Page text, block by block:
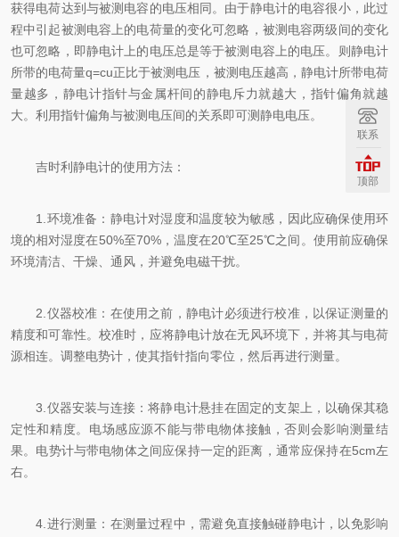
获得电荷达到与被测电容的电压相同。由于静电计的电容很小，此过
程中引起被测电容上的电荷量的变化可忽略，被测电容两级间的变化
也可忽略，即静电计上的电压总是等于被测电容上的电压。则静电计
所带的电荷量q=cu正比于被测电压，被测电压越高，静电计所带电荷
量越多，静电计指针与金属杆间的静电斥力就越大，指针偏角就越
大。利用指针偏角与被测电压间的关系即可测静电电压。
吉时利静电计的使用方法：
1.环境准备：静电计对湿度和温度较为敏感，因此应确保使用环
境的相对湿度在50%至70%，温度在20℃至25℃之间。使用前应确保
环境清洁、干燥、通风，并避免电磁干扰。
2.仪器校准：在使用之前，静电计必须进行校准，以保证测量的
精度和可靠性。校准时，应将静电计放在无风环境下，并将其与电荷
源相连。调整电势计，使其指针指向零位，然后再进行测量。
3.仪器安装与连接：将静电计悬挂在固定的支架上，以确保其稳
定性和精度。电场感应源不能与带电物体接触，否则会影响测量结
果。电势计与带电物体之间应保持一定的距离，通常应保持在5cm左
右。
4.进行测量：在测量过程中，需避免直接触碰静电计，以免影响
联系
顶部